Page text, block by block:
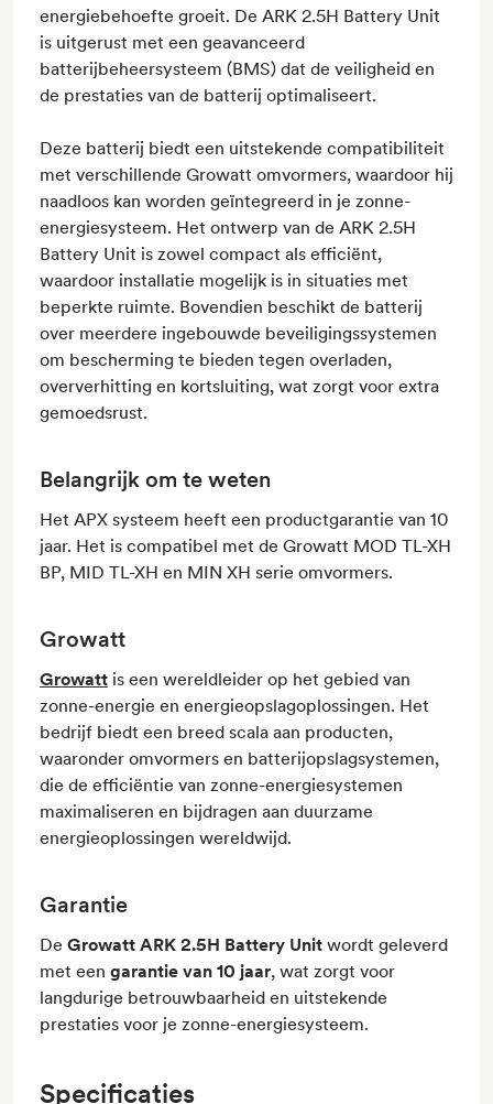
energiebehoefte groeit. De ARK 2.5H Battery Unit
is uitgerust met een geavanceerd
batterijbeheersysteem (BMS) dat de veiligheid en
de prestaties van de batterij optimaliseert.
Deze batterij biedt een uitstekende compatibiliteit
met verschillende Growatt omvormers, waardoor hij
naadloos kan worden geïntegreerd in je zonne-
energiesysteem. Het ontwerp van de ARK 2.5H
Battery Unit is zowel compact als efficiënt,
waardoor installatie mogelijk is in situaties met
beperkte ruimte. Bovendien beschikt de batterij
over meerdere ingebouwde beveiligingssystemen
om bescherming te bieden tegen overladen,
oververhitting en kortsluiting, wat zorgt voor extra
gemoedsrust.
Belangrijk om te weten
Het APX systeem heeft een productgarantie van 10
jaar. Het is compatibel met de Growatt MOD TL-XH
BP, MID TL-XH en MIN XH serie omvormers.
Growatt
Growatt is een wereldleider op het gebied van
zonne-energie en energieopslagoplossingen. Het
bedrijf biedt een breed scala aan producten,
waaronder omvormers en batterijopslagsystemen,
die de efficiëntie van zonne-energiesystemen
maximaliseren en bijdragen aan duurzame
energieoplossingen wereldwijd.
Garantie
De Growatt ARK 2.5H Battery Unit wordt geleverd
met een garantie van 10 jaar, wat zorgt voor
langdurige betrouwbaarheid en uitstekende
prestaties voor je zonne-energiesysteem.
Specificaties